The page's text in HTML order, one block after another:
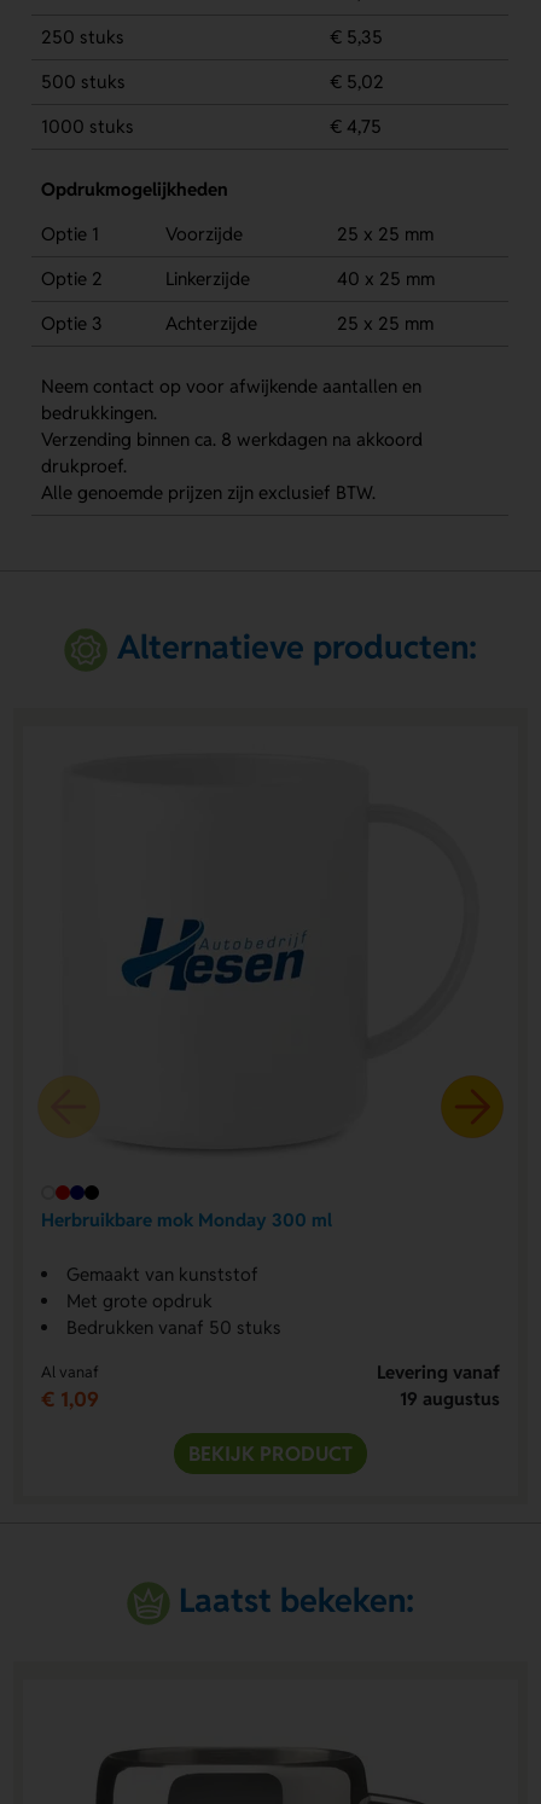
250 stuks
€ 5,35
500 stuks
€ 5,02
1000 stuks
€ 4,75
Opdrukmogelijkheden
Optie 1
Voorzijde
25 x 25 mm
Optie 2
Linkerzijde
40 x 25 mm
Optie 3
Achterzijde 25 x 25 mm
Neem contact op voor afwijkende aantallen en
bedrukkingen.
Verzending binnen ca. 8 werkdagen na akkoord
drukproef.
Alle genoemde prijzen zijn exclusief BTW.
Alternatieve producten:
Herbruikbare mok Monday 300 ml
Gemaakt van kunststof
Met grote opdruk
Bedrukken vanaf 50 stuks
Al vanaf
€ 1,09
Levering vanaf
19 augustus
BEKIJK PRODUCT
Laatst bekeken: